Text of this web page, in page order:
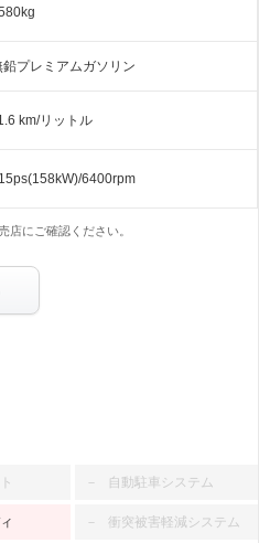
鉛プレミアムガソリン
km/リットル
6400rpm
にご確認ください。
－ 自動駐車システム
－ 衝突被害軽減システム